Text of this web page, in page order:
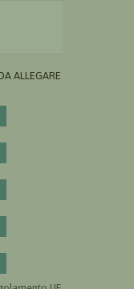
ALLEGARE AL